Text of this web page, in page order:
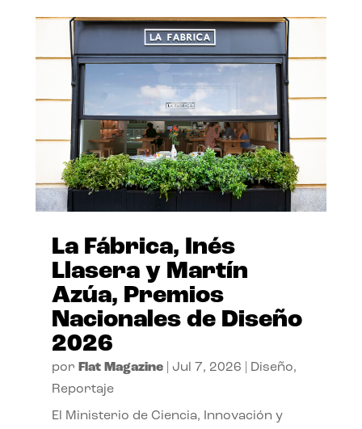
La Fábrica, Inés
Llasera y Martín
Azúa, Premios
Nacionales de Diseño
2026
por Flat Magazine| Jul 7, 2026 Diseño,
Reportaje
El Ministerio de Ciencia, Innovación y